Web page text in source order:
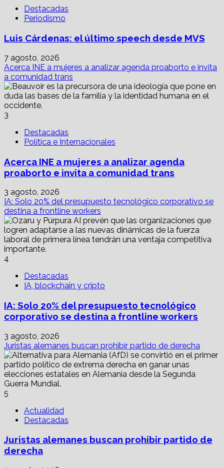
Destacadas
Periodismo
Luis Cárdenas: el último speech desde MVS
7 agosto, 2026
Acerca INE a mujeres a analizar agenda proaborto e invita
a comunidad trans
3
Destacadas
Política e Internacionales
Acerca INE a mujeres a analizar agenda
proaborto e invita a comunidad trans
3 agosto, 2026
IA: Solo 20% del presupuesto tecnológico corporativo se
destina a frontline workers
4
Destacadas
IA, blockchain y cripto
IA: Solo 20% del presupuesto tecnológico
corporativo se destina a frontline workers
3 agosto, 2026
Juristas alemanes buscan prohibir partido de derecha
5
Actualidad
Destacadas
Juristas alemanes buscan prohibir partido de
derecha